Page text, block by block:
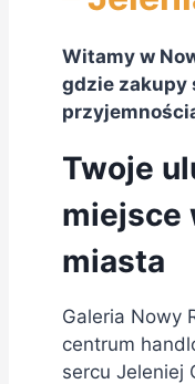
Witamy w
gdzie zakupy
Twoje
miejsce
miasta
Galeria Nowy
centrum
sercu Jeleniej